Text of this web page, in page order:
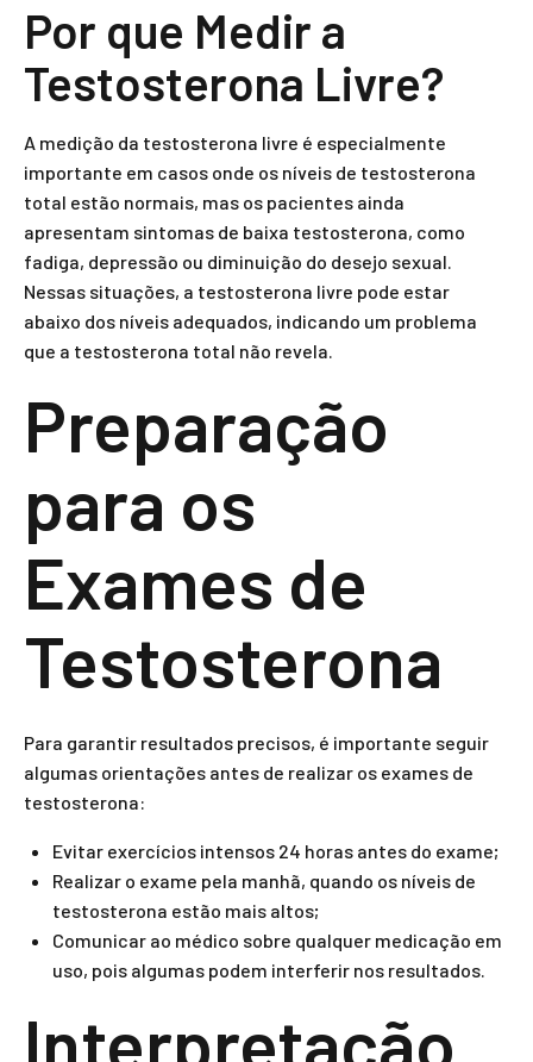
Por que Medir a
Testosterona Livre?
A medição da testosterona livre é especialmente
importante em casos onde os níveis de testosterona
total estão normais, mas os pacientes ainda
apresentam sintomas de baixa testosterona, como
fadiga, depressão ou diminuição do desejo sexual.
Nessas situações, a testosterona livre pode estar
abaixo dos níveis adequados, indicando um problema
que a testosterona total não revela.
Preparação
para os
Exames de
Testosterona
Para garantir resultados precisos, é importante seguir
algumas orientações antes de realizar os exames de
testosterona:
Evitar exercícios intensos 24 horas antes do exame;
Realizar o exame pela manhã, quando os níveis de
testosterona estão mais altos;
Comunicar ao médico sobre qualquer medicação em
uso, pois algumas podem interferir nos resultados.
Interpretação